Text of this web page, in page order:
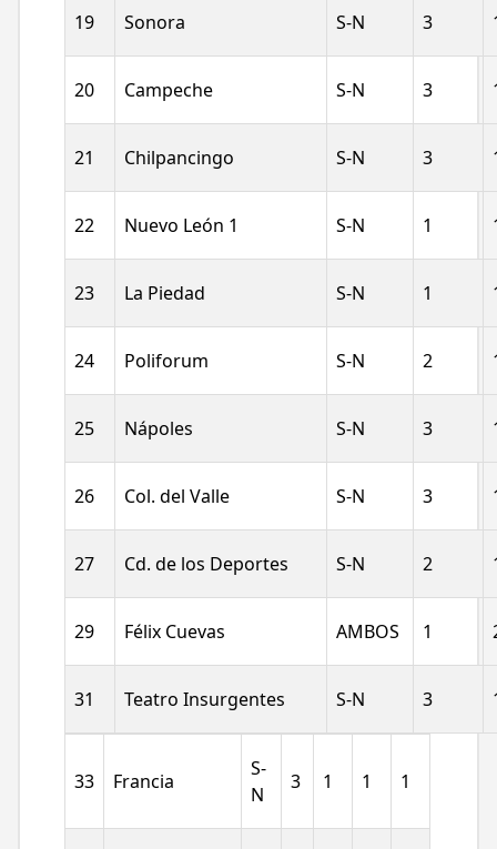
19 Sonora S-N 3
20 Campeche S-N 3
21 Chilpancingo S-N 3
22 Nuevo León 1 S-N 1
23 La Piedad S-N 1
24 Poliforum S-N 2
25 Nápoles S-N 3
26 Col. del Valle S-N 3
27 Cd. de los Deportes S-N 2
29 Félix Cuevas AMBOS 1
31 Teatro Insurgentes S-N 3
33 Francia
S-
N
3 1 1 1